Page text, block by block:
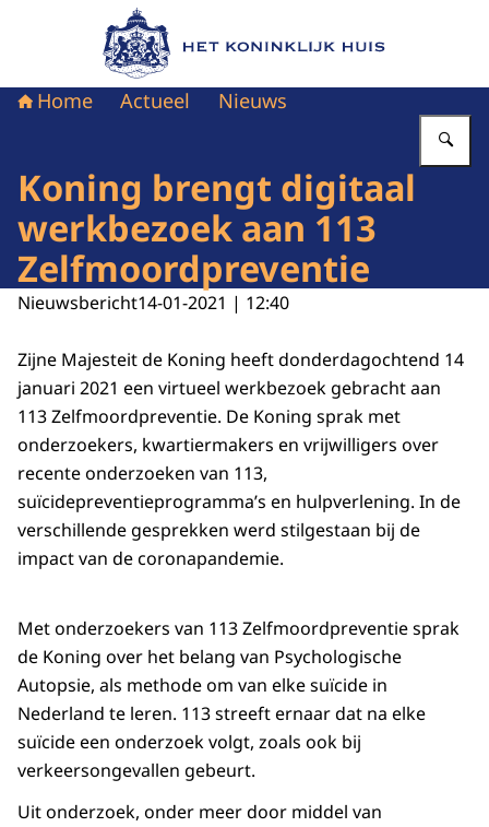
Naar de homepage van Het Koninklijk Huis
Home Actueel Nieuws
Koning brengt digitaal
werkbezoek aan 113
Zelfmoordpreventie
Nieuwsbericht14-01-2021 | 12:40
Zijne Majesteit de Koning heeft donderdagochtend 14
januari 2021 een virtueel werkbezoek gebracht aan
113 Zelfmoordpreventie. De Koning sprak met
onderzoekers, kwartiermakers en vrijwilligers over
recente onderzoeken van 113,
suïcidepreventieprogramma’s en hulpverlening. In de
verschillende gesprekken werd stilgestaan bij de
impact van de coronapandemie.
Met onderzoekers van 113 Zelfmoordpreventie sprak
de Koning over het belang van Psychologische
Autopsie, als methode om van elke suïcide in
Nederland te leren. 113 streeft ernaar dat na elke
suïcide een onderzoek volgt, zoals ook bij
verkeersongevallen gebeurt.
Uit onderzoek, onder meer door middel van